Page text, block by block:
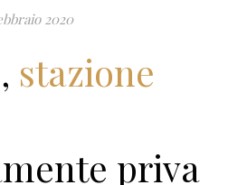
2020
stazione
priva